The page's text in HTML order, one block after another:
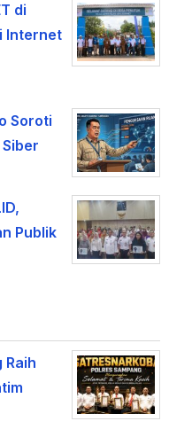
di
Internet
Soroti
Publik
Raih